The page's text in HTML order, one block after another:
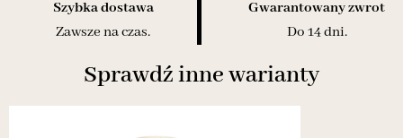
Szybka dostawa
Zawsze na czas.
Gwarantowany zwrot
Do 14 dni.
Sprawdź inne warianty